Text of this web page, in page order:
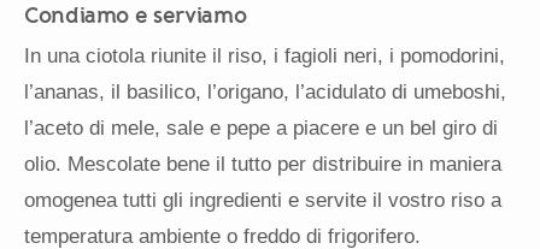
Condiamo e serviamo
In una ciotola riunite il riso, i fagioli neri, i pomodorini,
l’ananas, il basilico, l’origano, l’acidulato di umeboshi,
l’aceto di mele, sale e pepe a piacere e un bel giro di
olio. Mescolate bene il tutto per distribuire in maniera
omogenea tutti gli ingredienti e servite il vostro riso a
temperatura ambiente o freddo di frigorifero.